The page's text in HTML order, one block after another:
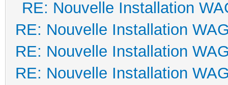
RE: Nouvelle Installation
RE: Nouvelle Installation
RE: Nouvelle Installation
RE: Nouvelle Installation